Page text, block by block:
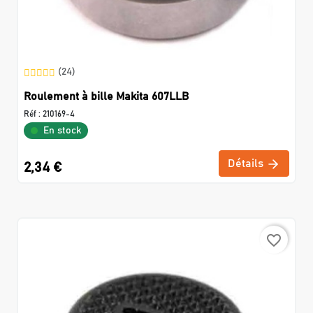
(24)
Roulement à bille Makita 607LLB
Réf : 210169-4
En stock
2,34 € Détails
favorite_border